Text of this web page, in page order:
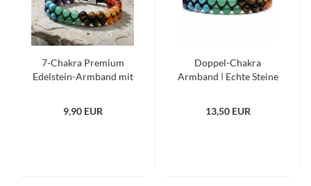
7-Chakra Premium
Edelstein-Armband mit
9,90 EUR
Doppel-Chakra
Armband | Echte Steine
Meditation & Balance
13,50 EUR